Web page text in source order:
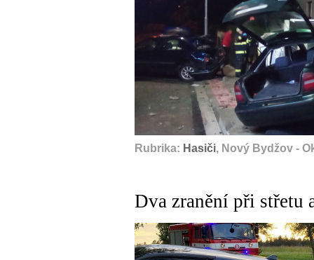
Rubrika: Hasiči, Nový Bydžov -
Dva zranění při střetu